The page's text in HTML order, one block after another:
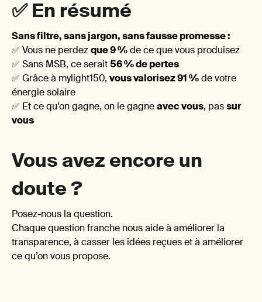
Mais
n’est
un
✅ En résumé
Sans filtre, sans jargon, sans fausse promesse :
✅ Vous ne perdezque 9 %de ce que vous produisez
✅ Sans MSB, ce serait56 % de pertes
✅ Grâce à mylight150, vous valorisez 91 %de votre
énergie solaire
✅ Et ce qu’on gagne, on le gagneavec vous, passur
vous
Vous avez encore un
doute ?
Posez-nous la question.
Chaque question franche nous aide à améliorer la
transparence, à casser les idées reçues et à améliorer
ce qu’on vous propose.